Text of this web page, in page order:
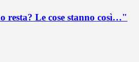
resta? Le cose stanno così…"